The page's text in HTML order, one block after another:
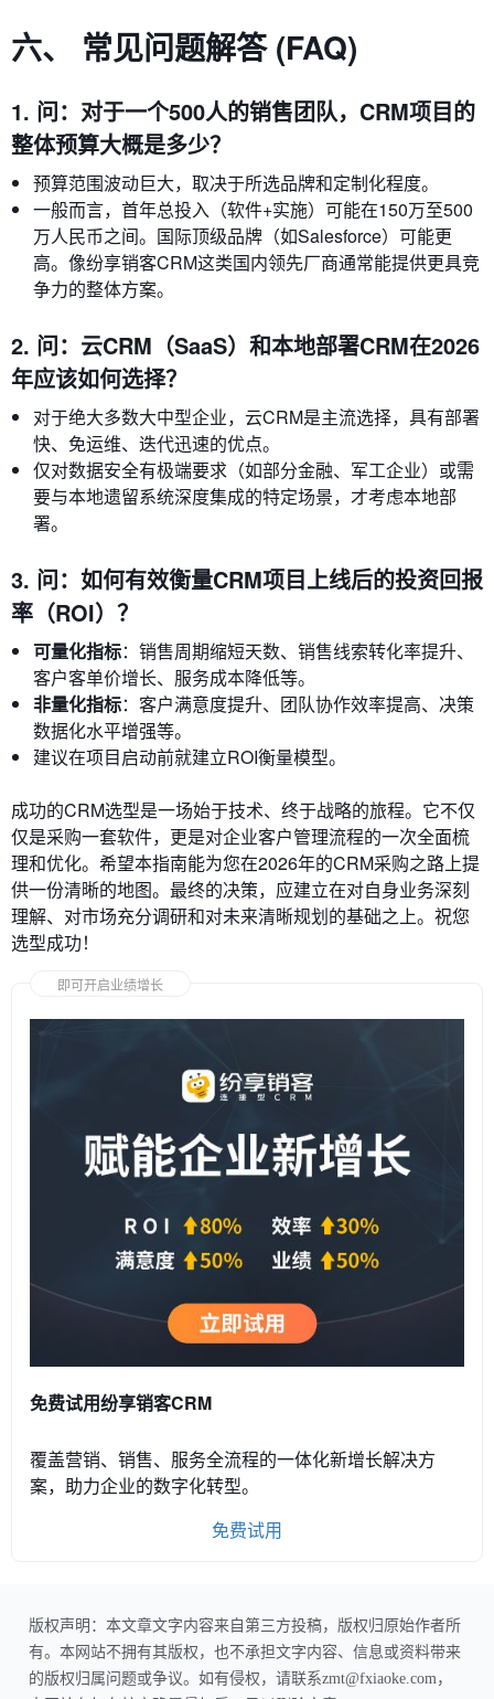
六、 常见问题解答 (FAQ)
1. 问：对于一个500人的销售团队，CRM项目的
整体预算大概是多少？
预算范围波动巨大，取决于所选品牌和定制化程度。
一般而言，首年总投入（软件+实施）可能在150万至500
万人民币之间。国际顶级品牌（如Salesforce）可能更
高。像纷享销客CRM这类国内领先厂商通常能提供更具竞
争力的整体方案。
2. 问：云CRM（SaaS）和本地部署CRM在2026
年应该如何选择？
对于绝大多数大中型企业，云CRM是主流选择，具有部署
快、免运维、迭代迅速的优点。
仅对数据安全有极端要求（如部分金融、军工企业）或需
要与本地遗留系统深度集成的特定场景，才考虑本地部
署。
3. 问：如何有效衡量CRM项目上线后的投资回报
率（ROI）？
可量化指标：销售周期缩短天数、销售线索转化率提升、
客户客单价增长、服务成本降低等。
非量化指标：客户满意度提升、团队协作效率提高、决策
数据化水平增强等。
建议在项目启动前就建立ROI衡量模型。
成功的CRM选型是一场始于技术、终于战略的旅程。它不仅
仅是采购一套软件，更是对企业客户管理流程的一次全面梳
理和优化。希望本指南能为您在2026年的CRM采购之路上提
供一份清晰的地图。最终的决策，应建立在对自身业务深刻
理解、对市场充分调研和对未来清晰规划的基础之上。祝您
选型成功！
即可开启业绩增长
免费试用纷享销客CRM
覆盖营销、销售、服务全流程的一体化新增长解决方
案，助力企业的数字化转型。
免费试用
版权声明：本文章文字内容来自第三方投稿，版权归原始作者所
有。本网站不拥有其版权，也不承担文字内容、信息或资料带来
的版权归属问题或争议。如有侵权，请联系zmt@fxiaoke.com，